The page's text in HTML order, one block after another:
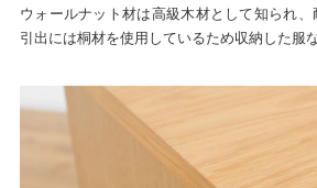
ウォールナット材は高級木材として知られ、
引出には桐材を使用しているため収納した服